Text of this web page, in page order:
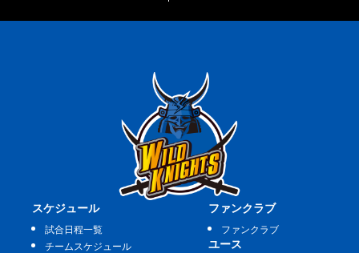
スケジュール
試合日程一覧
チームスケジュール
ファンクラブ
ファンクラブ
ユース